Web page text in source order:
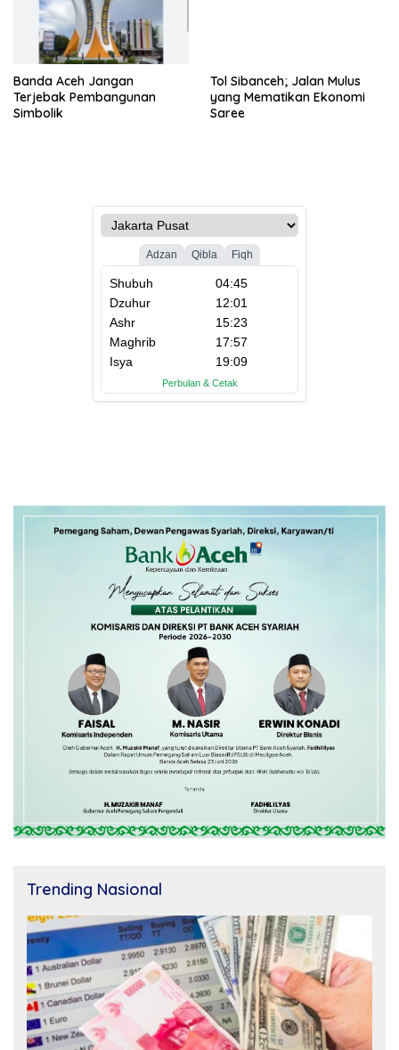
Banda Aceh Jangan
Terjebak Pembangunan
Simbolik
Tol Sibanceh; Jalan Mulus
yang Mematikan Ekonomi
Saree
Trending Nasional